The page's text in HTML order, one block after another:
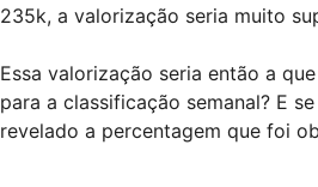
235k, a valorização seria muito
Essa valorização seria então a
para a classificação semanal? E
revelado a percentagem que foi